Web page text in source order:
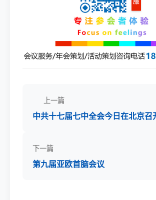
上一篇
中共十七届七中全会今日在北京召
下一篇
第九届亚欧首脑会议